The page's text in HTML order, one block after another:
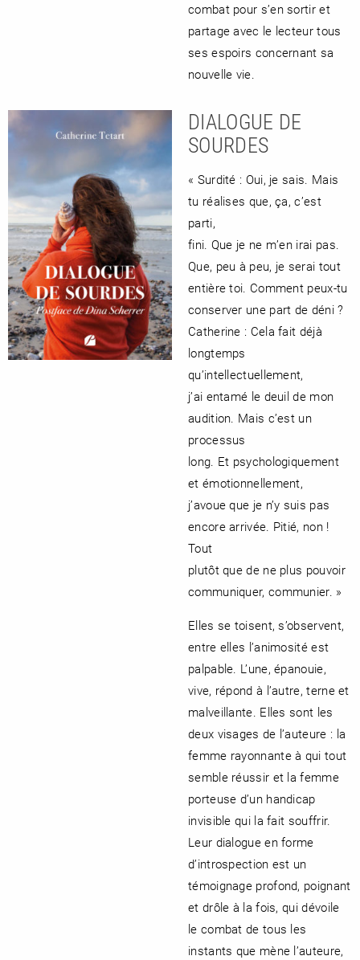
combat pour s’en sortir et
partage avec le lecteur tous
ses espoirs concernant sa
nouvelle vie.
DIALOGUE DE
SOURDES
« Surdité : Oui, je sais. Mais
tu réalises que, ça, c’est
parti,
fini. Que je ne m’en irai pas.
Que, peu à peu, je serai tout
entière toi. Comment peux-tu
conserver une part de déni ?
Catherine : Cela fait déjà
longtemps
qu’intellectuellement,
j’ai entamé le deuil de mon
audition. Mais c’est un
processus
long. Et psychologiquement
et émotionnellement,
j’avoue que je n’y suis pas
encore arrivée. Pitié, non !
Tout
plutôt que de ne plus pouvoir
communiquer, communier. »
Elles se toisent, s’observent,
entre elles l’animosité est
palpable. L’une, épanouie,
vive, répond à l’autre, terne et
malveillante. Elles sont les
deux visages de l’auteure : la
femme rayonnante à qui tout
semble réussir et la femme
porteuse d’un handicap
invisible qui la fait souffrir.
Leur dialogue en forme
d’introspection est un
témoignage profond, poignant
et drôle à la fois, qui dévoile
le combat de tous les
instants que mène l’auteure,